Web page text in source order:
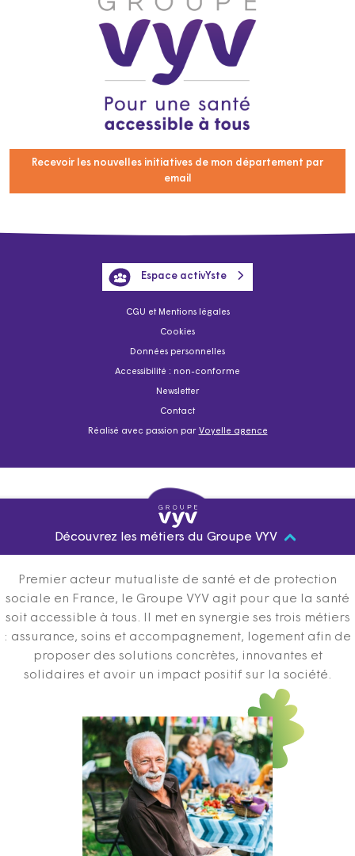
Recevoir les nouvelles initiatives de mon département par
email
CGU et Mentions légales
Cookies
Données personnelles
Accessibilité : non-conforme
Newsletter
Contact
Réalisé avec passion par Voyelle agence
Espace activYste
Découvrez les métiers du Groupe VYV
Premier acteur mutualiste de santé et de protection
sociale en France, le Groupe VYV agit pour que la santé
soit accessible à tous. Il met en synergie ses trois métiers
: assurance, soins et accompagnement, logement afin de
proposer des solutions concrètes, innovantes et
solidaires et avoir un impact positif sur la société.